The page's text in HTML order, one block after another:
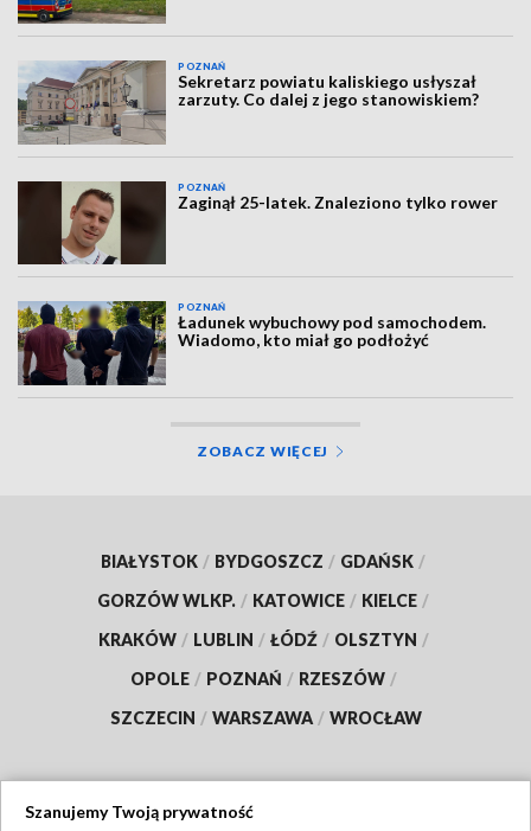
POZNAŃ
Sekretarz powiatu kaliskiego usłyszał
zarzuty. Co dalej z jego stanowiskiem?
POZNAŃ
Zaginął 25-latek. Znaleziono tylko rower
POZNAŃ
Ładunek wybuchowy pod samochodem.
Wiadomo, kto miał go podłożyć
ZOBACZ WIĘCEJ
BIAŁYSTOK / BYDGOSZCZ / GDAŃSK /
GORZÓW WLKP. / KATOWICE / KIELCE /
KRAKÓW / LUBLIN / ŁÓDŹ / OLSZTYN /
OPOLE / POZNAŃ / RZESZÓW /
SZCZECIN / WARSZAWA / WROCŁAW
Szanujemy Twoją prywatność